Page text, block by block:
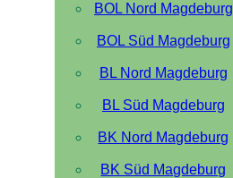
BOL Nord Magdeburg
BOL Süd Magdeburg
BL Nord Magdeburg
BL Süd Magdeburg
BK Nord Magdeburg
BK Süd Magdeburg